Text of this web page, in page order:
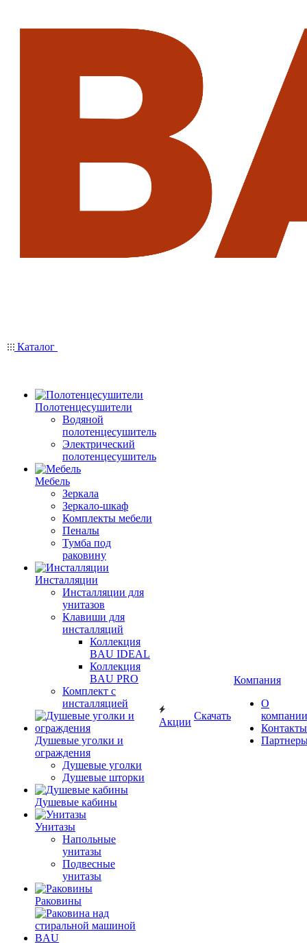
Каталог
Полотенцесушители
Водяной
полотенцесушитель
Электрический
полотенцесушитель
Мебель
Зеркала
Зеркало-шкаф
Комплекты мебели
Пеналы
Тумба под
раковину
Инсталляции
Инсталляции для
унитазов
Клавиши для
инсталляций
Коллекция
BAU IDEAL
Коллекция
BAU PRO
Комплект с
инсталляцией
Душевые уголки и
ограждения
Душевые уголки
Душевые шторки
Душевые кабины
Унитазы
Напольные
унитазы
Подвесные
унитазы
Раковины
Акции
Скачать
Компания
О
компании
Контакты